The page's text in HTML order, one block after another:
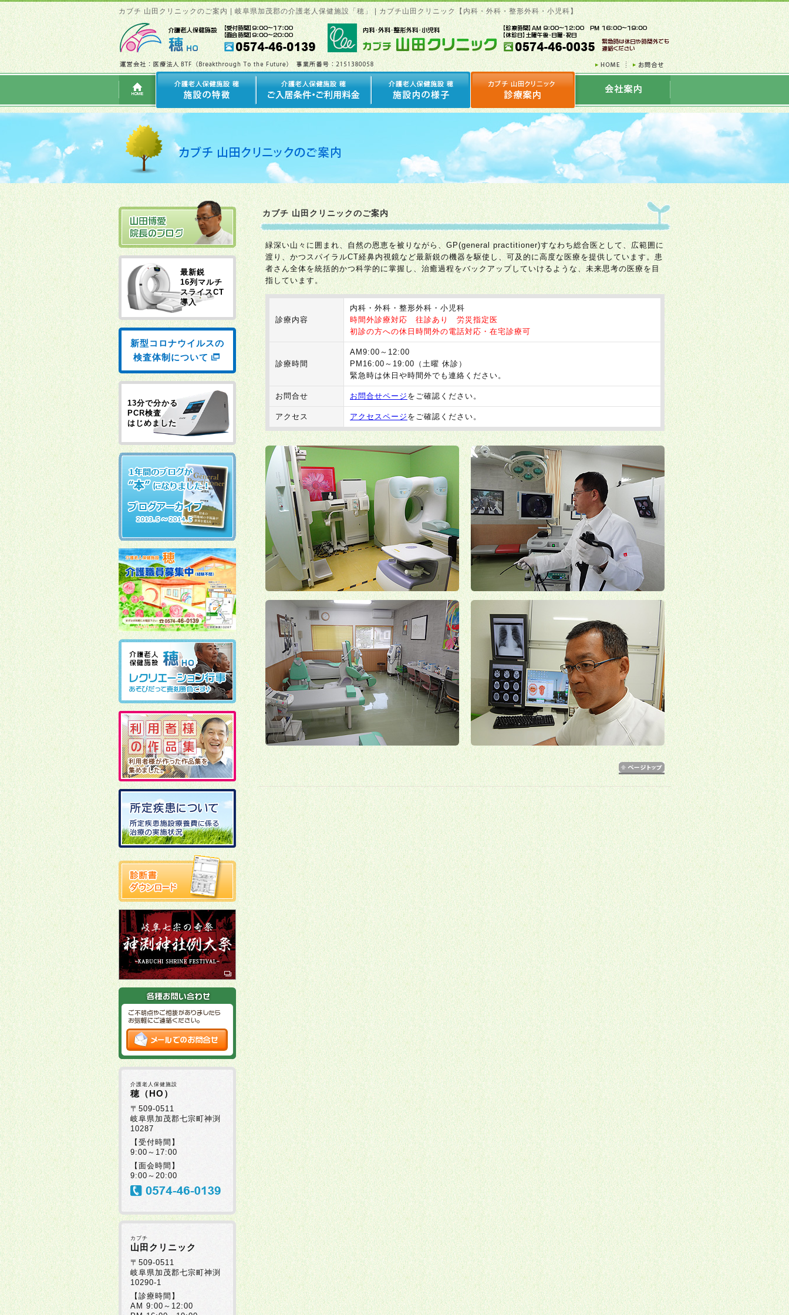
カブチ 山田クリニックのご案内 | 岐阜県加茂郡の介護老人保健施設「穂」 | カブチ山田クリニック【内科・外科・整形外科・小児科】
カブチ 山田クリニックのご案内
緑深い山々に囲まれ、自然の恩恵を被りながら、GP(general practitioner)すなわち総合医として、広範囲に
渡り、かつスパイラルCT経鼻内視鏡など最新鋭の機器を駆使し、可及的に高度な医療を提供しています。患
者さん全体を統括的かつ科学的に掌握し、治癒過程をバックアップしていけるような、未来思考の医療を目
指しています。
診療内容
内科・外科・整形外科・小児科
時間外診療対応 往診あり 労災指定医
初診の方への休日時間外の電話対応・在宅診療可
診療時間
AM9:00～12:00
PM16:00～19:00（土曜 休診）
緊急時は休日や時間外でも連絡ください。
お問合せ お問合せページ をご確認ください。
アクセス アクセスページ をご確認ください。
最新鋭
16列マルチ
スライスCT
導入
新型コロナウイルスの
検査体制について
13分で分かる
PCR検査
はじめました
介護老人保健施設
穂（HO）
〒509-0511
岐阜県加茂郡七宗町神渕
10287
【受付時間】
9:00～17:00
【面会時間】
9:00～20:00
カブチ
山田クリニック
〒509-0511
岐阜県加茂郡七宗町神渕
10290-1
【診療時間】
AM 9:00～12:00